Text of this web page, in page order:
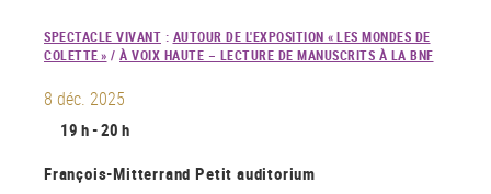
SPECTACLE VIVANT : AUTOUR DE L'EXPOSITION « LES MONDES DE
COLETTE » / À VOIX HAUTE – LECTURE DE MANUSCRITS À LA BNF
8 déc. 2025
19 h - 20 h
François-Mitterrand Petit auditorium